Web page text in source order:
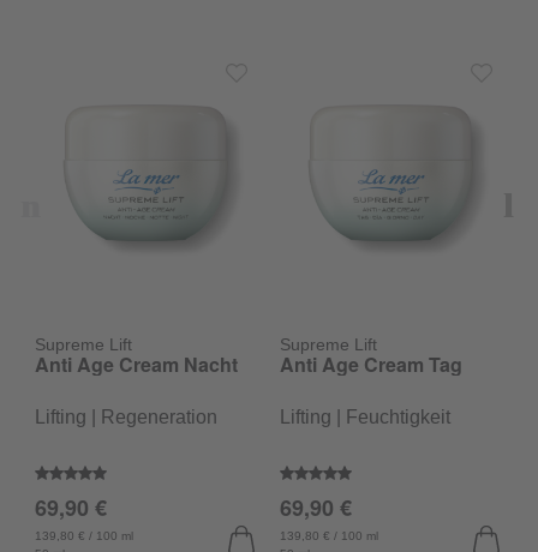
Supreme Lift
Durchschnittliche Bewertung von 5 von 5 Sternen
Anti Age Cream Nacht
Lifting | Regeneration
139,80 € / 100 ml
69,90 €
Supreme Lift
Durchschnittliche Bewertung
Anti Age Cream Tag
Lifting | Feuchtigkeit
139,80 € / 100 ml
69,90 €